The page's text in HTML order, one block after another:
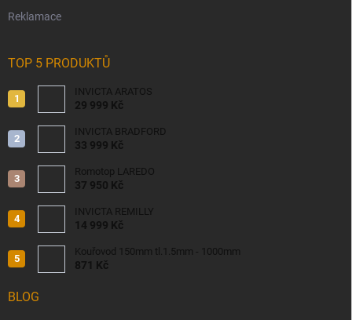
Reklamace
TOP 5 PRODUKTŮ
INVICTA ARATOS
29 999 Kč
INVICTA BRADFORD
33 999 Kč
Romotop LAREDO
37 950 Kč
INVICTA REMILLY
14 999 Kč
Kouřovod 150mm tl.1.5mm - 1000mm
871 Kč
BLOG